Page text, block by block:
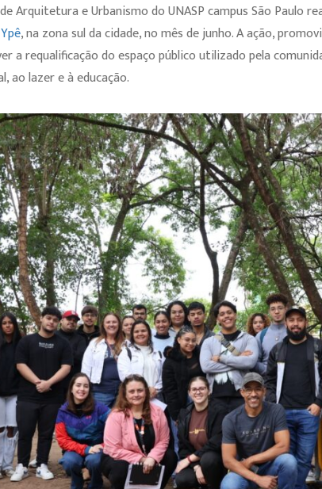
Arquitetura e Urbanismo do UNASP campus São Paulo
, na zona sul da cidade, no mês de junho. A ação,
a requalificação do espaço público utilizado pela
ao lazer e à educação.